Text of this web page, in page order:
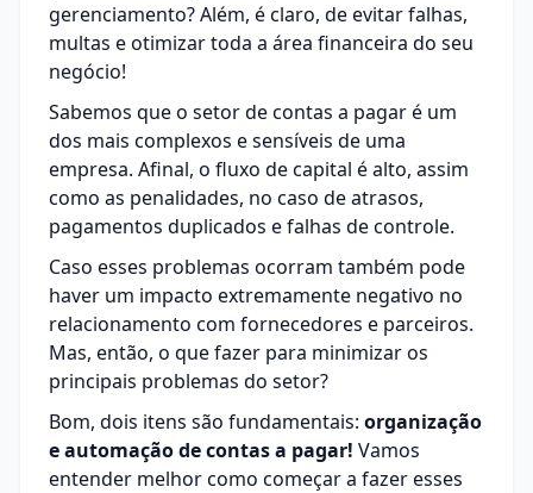
gerenciamento? Além, é claro, de evitar falhas,
multas e otimizar toda a área financeira do seu
negócio!
Sabemos que o setor de contas a pagar é um
dos mais complexos e sensíveis de uma
empresa. Afinal, o fluxo de capital é alto, assim
como as penalidades, no caso de atrasos,
pagamentos duplicados e falhas de controle.
Caso esses problemas ocorram também pode
haver um impacto extremamente negativo no
relacionamento com fornecedores e parceiros.
Mas, então, o que fazer para minimizar os
principais problemas do setor?
Bom, dois itens são fundamentais: organização
e automação de contas a pagar! Vamos
entender melhor como começar a fazer esses